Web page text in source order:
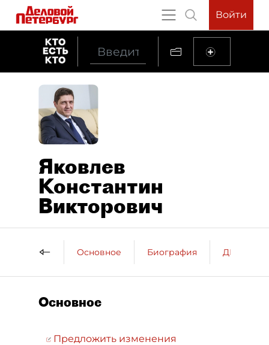
Войти
Яковлев
Константин
Викторович
Основное Биография ДП о
Основное
Предложить изменения